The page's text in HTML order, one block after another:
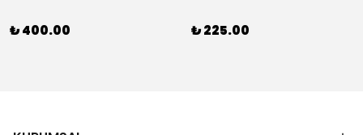
₺ 400.00 ₺ 225.00